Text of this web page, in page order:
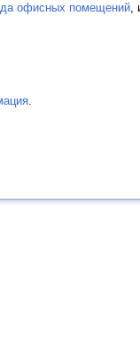
офисных помещений,
.